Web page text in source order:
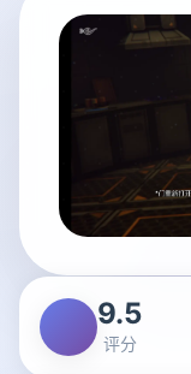
9.5
评分